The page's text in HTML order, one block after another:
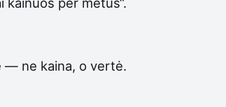
— ne kaina, o vertė.